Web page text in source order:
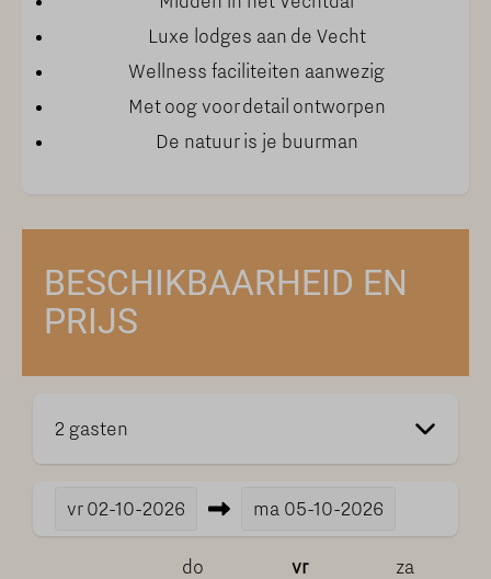
Luxe lodges aan de Vecht
Wellness faciliteiten aanwezig
Met oog voor detail ontworpen
De natuur is je buurman
BESCHIKBAARHEID EN
PRIJS
2 gasten
vr 02-10-2026 ma 05-10-2026
do
vr
za